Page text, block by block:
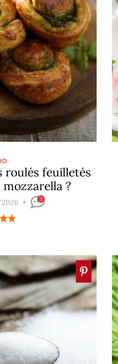
roulés feuilletés
?
3